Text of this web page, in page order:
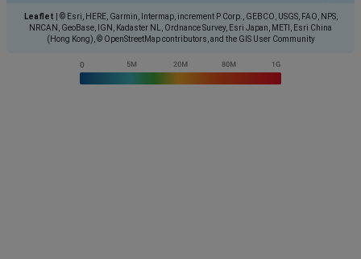
Leaflet
© Esri, HERE, Garmin, Intermap, increment P Corp., GEBCO, USGS, FAO, NPS,
NRCAN, GeoBase, IGN, Kadaster NL, Ordnance Survey, Esri Japan, METI, Esri China
(Hong Kong), © OpenStreetMap contributors, and the GIS User Community